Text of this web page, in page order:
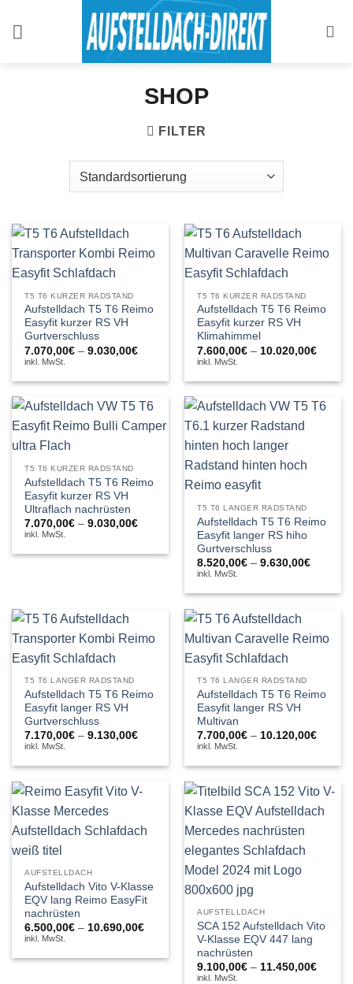
Inhalt
SHOP
FILTER
T5 T6 KURZER RADSTAND
Aufstelldach T5 T6 Reimo
Easyfit kurzer RS VH
Gurtverschluss
7.070,00€ –9.030,00€Preisspanne:
9.030,00€
inkl. MwSt.
T5 T6 KURZER RADSTAND
Aufstelldach T5 T6 Reimo
Easyfit kurzer RS VH
Klimahimmel
7.600,00€ – 10.020,00€
inkl. MwSt.
T5 T6 KURZER RADSTAND
Aufstelldach T5 T6 Reimo
Easyfit kurzer RS VH
Ultraflach nachrüsten
7.070,00€ –9.030,00€Preisspanne:
9.030,00€
inkl. MwSt.
T5 T6 LANGER RADSTAND
Aufstelldach T5 T6 Reimo
Easyfit langer RS hiho
Gurtverschluss
8.520,00€ –9.630,00€
inkl. MwSt.
T5 T6 LANGER RADSTAND
Aufstelldach T5 T6 Reimo
Easyfit langer RS VH
Gurtverschluss
7.170,00€ –9.130,00€Preisspanne:
9.130,00€
inkl. MwSt.
T5 T6 LANGER RADSTAND
Aufstelldach T5 T6 Reimo
Easyfit langer RS VH
Multivan
7.700,00€ –10.120,00€
inkl. MwSt.
AUFSTELLDACH
Aufstelldach Vito V-Klasse
EQV lang Reimo EasyFit
nachrüsten
6.500,00€ –10.690,00€Preisspanne:
10.690,00€
inkl. MwSt.
AUFSTELLDACH
SCA 152 Aufstelldach Vito
V-Klasse EQV 447 lang
nachrüsten
9.100,00€ –11.450,00€
inkl. MwSt.